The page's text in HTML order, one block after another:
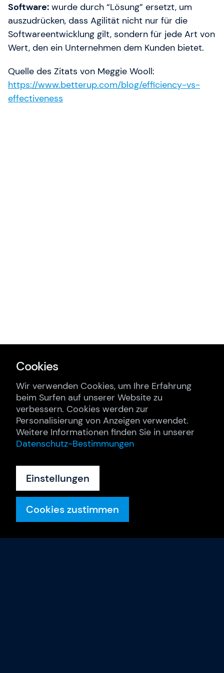
Software: wurde durch “Lösung” ersetzt, um
auszudrücken, dass Agilität nicht nur für die
Softwareentwicklung gilt, sondern für jede Art von
Wert, den ein Unternehmen dem Kunden bietet.
Quelle des Zitats von Meggie Wooll:
https://www.betterup.com/blog/efficiency-vs-
effectiveness
Cookies
Wir verwenden Cookies, um Ihre Erfahrung
beim Surfen auf unserer Website zu
verbessern. Cookies werden zur
Personalisierung von Anzeigen verwendet.
Weitere Informationen finden Sie in unserer
Datenschutz-Bestimmungen
Einstellungen
Cookies zustimmen